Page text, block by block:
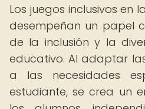
Los juegos inclusivos en
desempeñan un papel
de la inclusión y la
educativo. Al adaptar
a las necesidades
estudiante, se crea un